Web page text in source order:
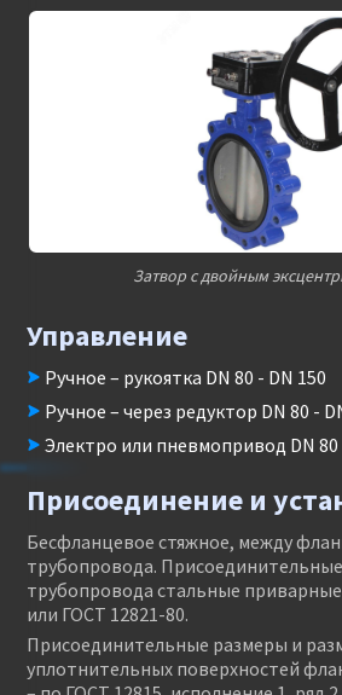
Затвор с двойным
Управление
Ручное – рукоятка DN 80 - DN 150
Ручное – через редуктор DN 80 -
Электро или пневмопривод DN 80
Присоединение и
Бесфланцевое стяжное, между
трубопровода.
трубопровода стальные
или ГОСТ 12821-80.
Присоединительные размеры и
уплотнительных поверхностей